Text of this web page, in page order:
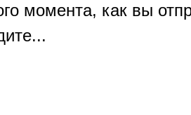
момента, как вы